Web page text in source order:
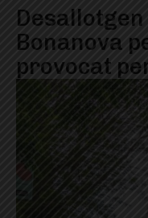
Bonanova
provocat